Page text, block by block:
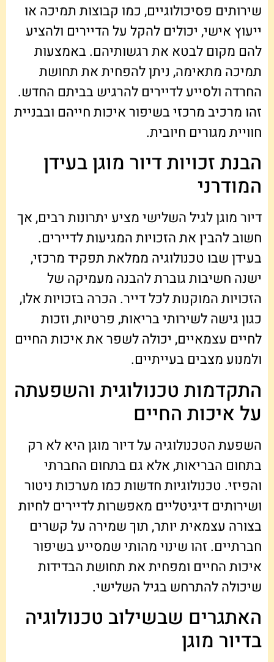
שירותים פסיכולוגיים, כמו קבוצות תמיכה או
ייעוץ אישי, יכולים להקל על הדיירים ולהציע
להם מקום לבטא את רגשותיהם. באמצעות
תמיכה מתאימה, ניתן להפחית את תחושת
החרדה ולסייע לדיירים להרגיש בביתם החדש.
זהו מרכיב מרכזי בשיפור איכות חייהם ובבניית
חוויית מגורים חיובית.
הבנת זכויות דיור מוגן בעידן
המודרני
דיור מוגן לגיל השלישי מציע יתרונות רבים, אך
חשוב להבין את הזכויות המגיעות לדיירים.
בעידן שבו טכנולוגיה ממלאת תפקיד מרכזי,
ישנה חשיבות גוברת להבנה מעמיקה של
הזכויות המוקנות לכל דייר. הכרה בזכויות אלו,
כגון גישה לשירותי בריאות, פרטיות, וזכות
לחיים עצמאיים, יכולה לשפר את איכות החיים
ולמנוע מצבים בעייתיים.
התקדמות טכנולוגית והשפעתה
על איכות החיים
השפעת הטכנולוגיה על דיור מוגן היא לא רק
בתחום הבריאות, אלא גם בתחום החברתי
והפיזי. טכנולוגיות חדשות כמו מערכות ניטור
ושירותים דיגיטליים מאפשרות לדיירים לחיות
בצורה עצמאית יותר, תוך שמירה על קשרים
חברתיים. זהו שינוי מהותי שמסייע בשיפור
איכות החיים ומפחית את תחושת הבדידות
שיכולה להתרחש בגיל השלישי.
האתגרים שבשילוב טכנולוגיה
בדיור מוגן